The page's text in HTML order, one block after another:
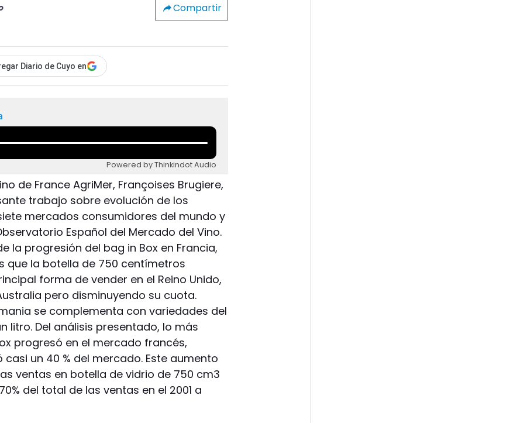
Compartir
Diario de Cuyo en
Powered by Thinkindot Audio
de France AgriMer, Françoises Brugiere,
trabajo sobre evolución de los
mercados consumidores del mundo y
Español del Mercado del Vino.
la progresión del bag in Box en Francia,
que la botella de 750 centímetros
forma de vender en el Reino Unido,
pero disminuyendo su cuota.
se complementa con variedades del
litro. Del análisis presentado, lo más
progresó en el mercado francés,
un 40 % del mercado. Este aumento
ventas en botella de vidrio de 750 cm3
del total de las ventas en el 2001 a